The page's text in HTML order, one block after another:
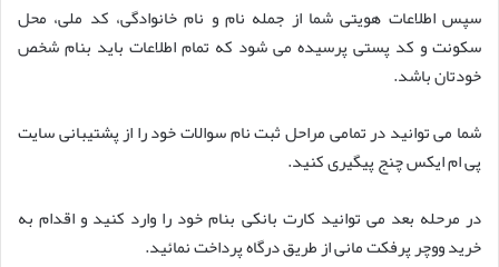
سپس اطلاعات هویتی شما از جمله نام و نام خانوادگی، کد ملی، محل
سکونت و کد پستی پرسیده می شود که تمام اطلاعات باید بنام شخص
خودتان باشد.
شما می توانید در تمامی مراحل ثبت نام سوالات خود را از پشتیبانی سایت
پی ام ایکس چنج پیگیری کنید.
در مرحله بعد می توانید کارت بانکی بنام خود را وارد کنید و اقدام به
خرید ووچر پرفکت مانی از طریق درگاه پرداخت نمائید.